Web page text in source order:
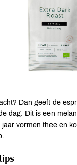
Dan geeft de
dag. Dit is een
jaar vormen thee en